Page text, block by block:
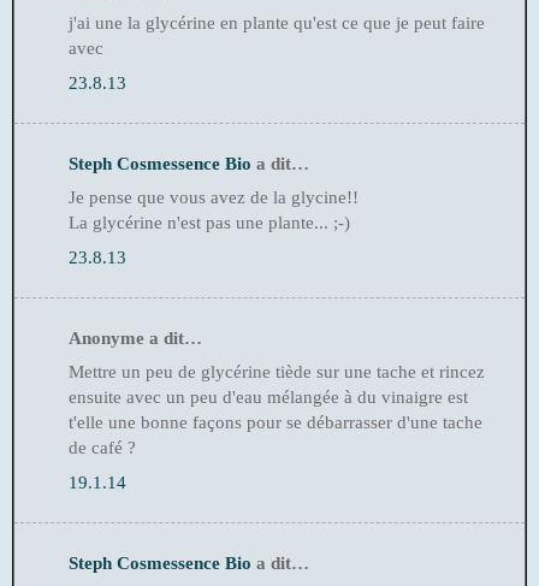
j'ai une la glycérine en plante qu'est ce que je peut faire
avec
23.8.13
Steph Cosmessence Bio a dit…
Je pense que vous avez de la glycine!!
La glycérine n'est pas une plante... ;-)
23.8.13
Anonyme a dit…
Mettre un peu de glycérine tiède sur une tache et rincez
ensuite avec un peu d'eau mélangée à du vinaigre est
t'elle une bonne façons pour se débarrasser d'une tache
de café ?
19.1.14
Steph Cosmessence Bio a dit…